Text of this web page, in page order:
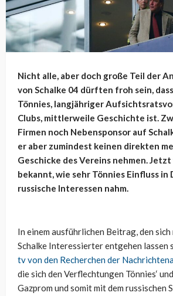
Nicht alle, aber doch große Teil der
von Schalke 04 dürften froh sein,
Tönnies, langjähriger
Clubs, mittlerweile Geschichte ist.
Firmen noch Nebensponsor auf
er aber zumindest keinen direkten
Geschicke des Vereins nehmen.
bekannt, wie sehr Tönnies Einfluss
russische Interessen nahm.
In einem ausführlichen Beitrag, den sich
Schalke Interessierter entgehen lassen
tv von den Recherchen der
die sich den Verflechtungen Tönnies‘
Gazprom und somit mit dem russischen